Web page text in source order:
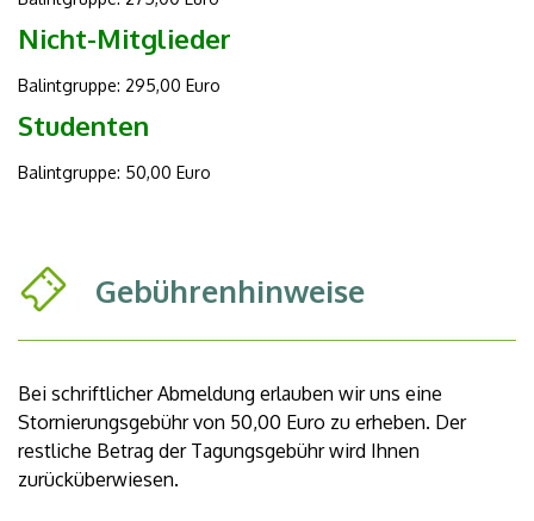
Nicht-Mitglieder
Balintgruppe: 295,00 Euro
Studenten
Balintgruppe: 50,00 Euro
Gebührenhinweise
Bei schriftlicher Abmeldung erlauben wir uns eine
Stornierungsgebühr von 50,00 Euro zu erheben. Der
restliche Betrag der Tagungsgebühr wird Ihnen
zurücküberwiesen.